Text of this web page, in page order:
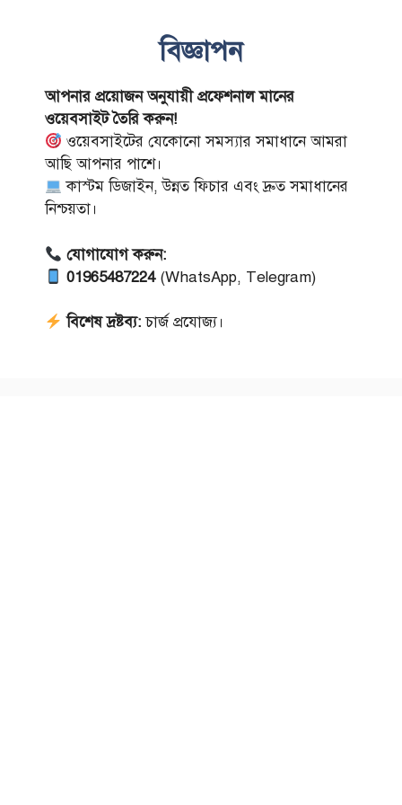
বিজ্ঞাপন
আপনার প্রয়োজন অনুযায়ী প্রফেশনাল মানের
ওয়েবসাইট তৈরি করুন!
ওয়েবসাইটের যেকোনো সমস্যার সমাধানে আমরা
আছি আপনার পাশে।
কাস্টম ডিজাইন, উন্নত ফিচার এবং দ্রুত সমাধানের
নিশ্চয়তা।
যোগাযোগ করুন:
01965487224(WhatsApp, Telegram)
বিশেষ দ্রষ্টব্য:চার্জ প্রযোজ্য।